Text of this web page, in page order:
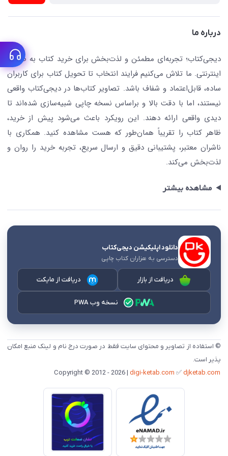
جستجو در سایت
کتابیاب
درباره ما
دیجی‌کتاب؛ تجربه‌ای مطمئن و لذت‌بخش برای خرید کتاب به صورت
اینترنتی. ما تلاش می‌کنیم فرایند انتخاب تا تحویل کتاب برای کاربران
ساده، قابل‌اعتماد و شفاف باشد. تصاویر کتاب‌ها در دیجی‌کتاب واقعی
نیستند، اما با دقت بالا و براساس نسخه چاپی شبیه‌سازی شده‌اند تا
دیدی واقعی ارائه دهند. این رویکرد باعث می‌شود پیش از خرید،
ظاهر کتاب را تقریباً همان‌طور که هست مشاهده کنید. همکاری با
ناشران معتبر، پشتیبانی دقیق و ارسال سریع، تجربه خرید را روان و
لذت‌بخش می‌کند.
مشاهده بیشتر
دانلود اپلیکیشن دیجی‌کتاب
دسترسی به هزاران کتاب چاپی
دریافت از بازار دریافت از مایکت
نسخه وب PWA
© استفاده از تصاویر و محتوای سایت فقط در صورت درج نام و لینک منبع امکان
پذیر است.
digi-ketab.com ✅djketab.com